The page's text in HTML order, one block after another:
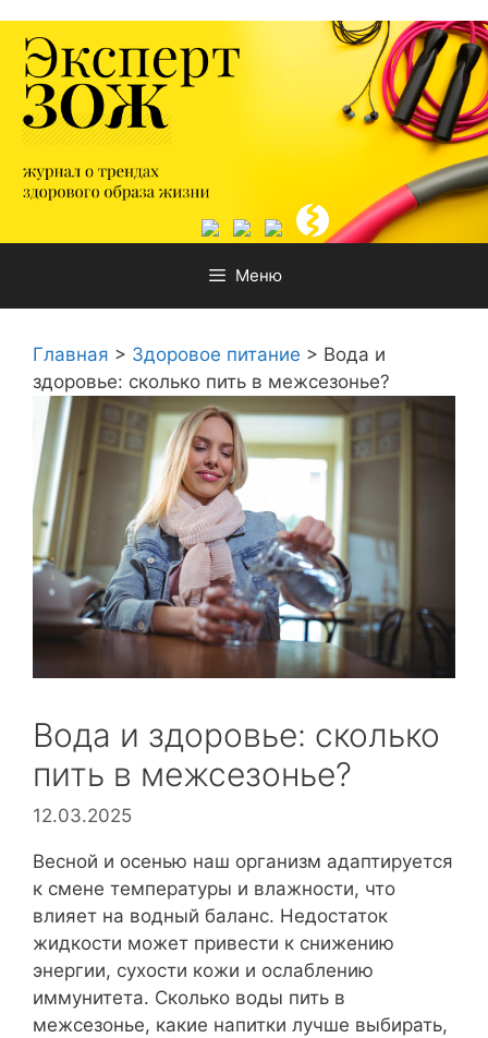
содержимому
Меню
Главная > Здоровое питание > Вода и
здоровье: сколько пить в межсезонье?
Вода и здоровье: сколько
пить в межсезонье?
12.03.2025
Весной и осенью наш организм адаптируется
к смене температуры и влажности, что
влияет на водный баланс. Недостаток
жидкости может привести к снижению
энергии, сухости кожи и ослаблению
иммунитета. Сколько воды пить в
межсезонье, какие напитки лучше выбирать,